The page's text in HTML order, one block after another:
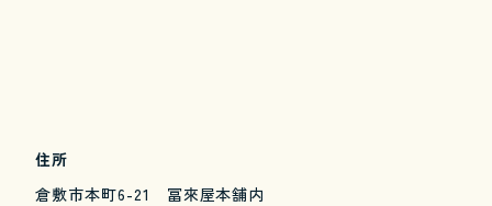
住所
倉敷市本町6-21 冨來屋本舗内